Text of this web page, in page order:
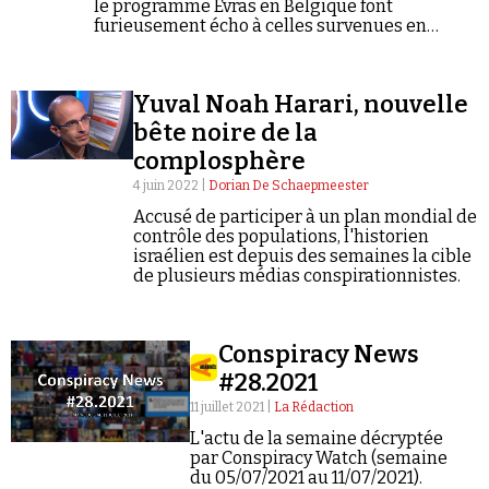
le programme Evras en Belgique font
furieusement écho à celles survenues en
Yuval Noah Harari, nouvelle
bête noire de la
complosphère
4 juin 2022 | Dorian De Schaepmeester
Accusé de participer à un plan mondial de
contrôle des populations, l'historien
israélien est depuis des semaines la cible
de plusieurs médias conspirationnistes.
Conspiracy News
#28.2021
11 juillet 2021 | La Rédaction
L'actu de la semaine décryptée
par Conspiracy Watch (semaine
du 05/07/2021 au 11/07/2021).